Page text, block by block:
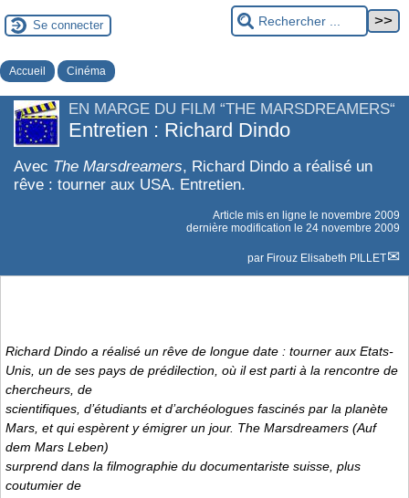
Se connecter
Accueil Cinéma
EN MARGE DU FILM “THE MARSDREAMERS“
Entretien : Richard Dindo
Avec The Marsdreamers, Richard Dindo a réalisé un
rêve : tourner aux USA. Entretien.
Article mis en ligne le novembre 2009
dernière modification le 24 novembre 2009
par Firouz Elisabeth PILLET
Richard Dindo a réalisé un rêve de longue date : tourner aux Etats-
Unis, un de ses pays de prédilection, où il est parti à la rencontre de
chercheurs, de
scientifiques, d’étudiants et d’archéologues fascinés par la planète
Mars, et qui espèrent y émigrer un jour. The Marsdreamers (Auf
dem Mars Leben)
surprend dans la filmographie du documentariste suisse, plus
coutumier de